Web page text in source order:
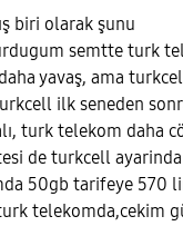
biri olarak şunu
semtte turk
yavaş, ama
ilk seneden
turk telekom daha
de turkcell
50gb tarifeye 570
telekomda,cekim